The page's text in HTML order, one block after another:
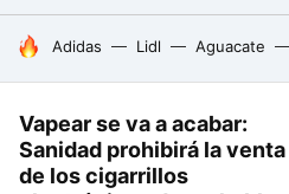
HOY SE HABLA DE
Adidas Lidl Aguacate
Vapear se va a acabar:
Sanidad prohibirá la venta
de los cigarrillos